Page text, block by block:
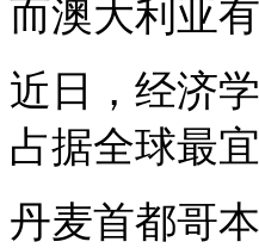
而澳大利亚
近日，经济
占据全球最
丹麦首都哥